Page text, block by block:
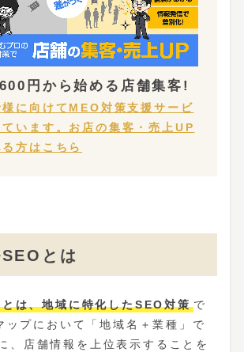
円から始める店舗集客!
に向けてMEO対策支援サービ
います。お店の集客・売上UP
方はこちら
とは
は、地域に特化したSEO対策で
プにおいて「地域名＋業種」で
、店舗情報を上位表示することを